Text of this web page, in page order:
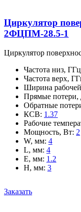
Циркулятор
2ФЦПМ-28.5-1
Циркулятор
Частота низ, ГГц
Частота верх,
Ширина
Прямые потери,
Обратные
КСВ: 1.37
Рабочие
Мощность, Вт: 2
W, мм: 4
L, мм: 4
E, мм: 1.2
H, мм: 3
Заказать